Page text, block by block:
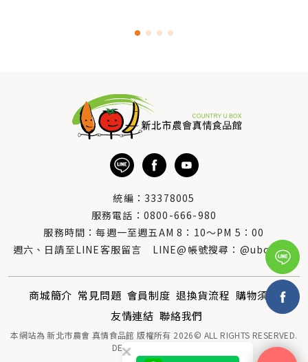
統編：33378005
服務電話： 0800-666-980
服務時間：每週一至週五AM 8：10～PM 5：00
週六、日請至LINE客服留言 LINE@帳號搜尋：@uboxorg
商城簡介 常見問題 會員制度 退換貨流程 購物須知
友情連結 聯絡我們
本網站為 新北市農會 真情食品館 版權所有 2026© ALL RIGHTS RESERVED.
DESIGNED BY